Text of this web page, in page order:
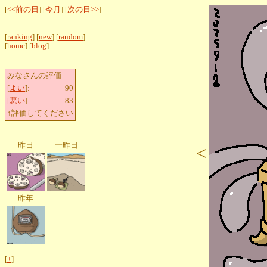
[<<前の日 ] [今月 ] [次の日>>]
[ranking] [new] [random]
[home] [blog]
みなさんの評価
[よい]:
90
[悪い]:
83
↑評価してください
昨日 一昨日
昨年
[+]
<